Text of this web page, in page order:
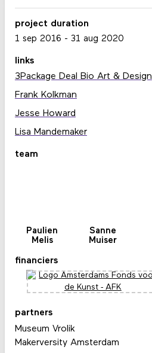
project duration
1 sep 2016 - 31 aug 2020
links
3Package Deal Bio Art & Design
Frank Kolkman
Jesse Howard
Lisa Mandemaker
team
Paulien
Melis
Sanne
Muiser
financiers
partners
Museum Vrolik
Makerversity Amsterdam